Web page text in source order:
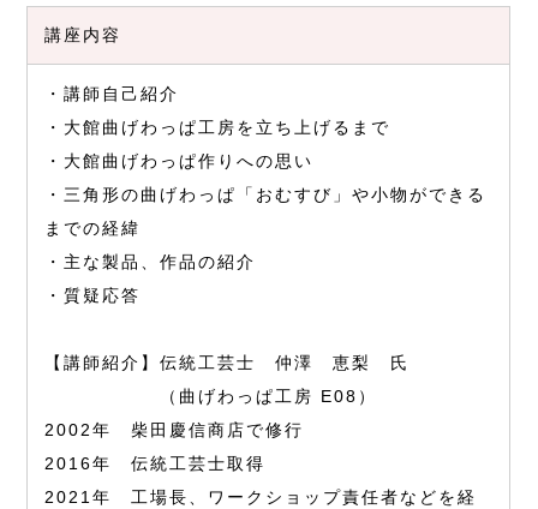
講座内容
・講師自己紹介
・大館曲げわっぱ工房を立ち上げるまで
・大館曲げわっぱ作りへの思い
・三角形の曲げわっぱ「おむすび」や小物ができる
までの経緯
・主な製品、作品の紹介
・質疑応答
【講師紹介】伝統工芸士 仲澤 恵梨 氏
（曲げわっぱ工房 E08）
2002年 柴田慶信商店で修行
2016年 伝統工芸士取得
2021年 工場長、ワークショップ責任者などを経